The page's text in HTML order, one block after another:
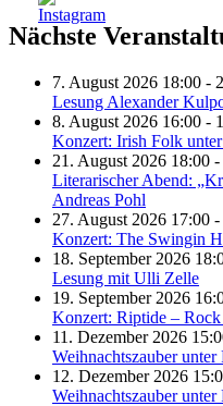
Nächste
7. August 2026 18:00 -
Lesung Alexander
8. August 2026 16:00 -
Konzert: Irish Folk
21. August 2026 18:00
Literarischer Abend:
Andreas Pohl
27. August 2026 17:00
Konzert: The Swingin
18. September 2026
Lesung mit Ulli Zelle
19. September 2026
Konzert: Riptide – Rock
11. Dezember 2026
Weihnachtszauber unter
12. Dezember 2026
Weihnachtszauber unter